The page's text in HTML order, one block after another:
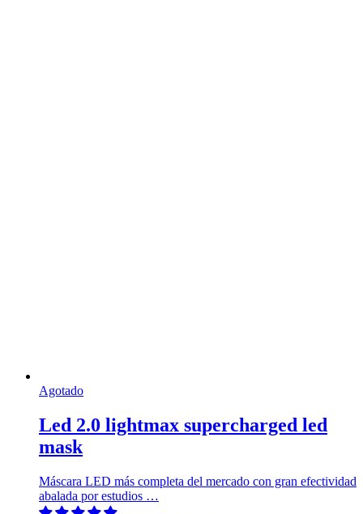
Agotado
Led 2.0 lightmax supercharged led
mask
Máscara LED más completa del mercado con gran efectividad
abalada por estudios …